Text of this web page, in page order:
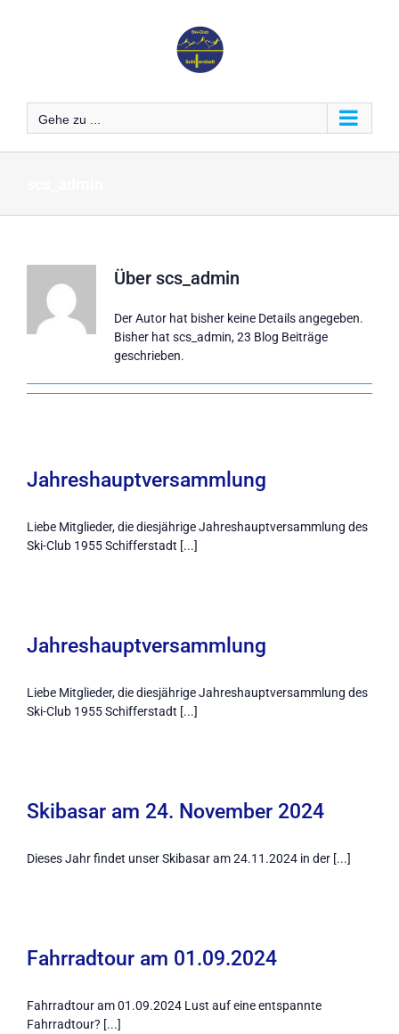
Gehe zu ...
Über scs_admin
Der Autor hat bisher keine Details angegeben.
Bisher hat scs_admin, 23 Blog Beiträge
geschrieben.
Jahreshauptversammlung
Liebe Mitglieder, die diesjährige Jahreshauptversammlung des
Ski-Club 1955 Schifferstadt [...]
Jahreshauptversammlung
Liebe Mitglieder, die diesjährige Jahreshauptversammlung des
Ski-Club 1955 Schifferstadt [...]
Skibasar am 24. November 2024
Dieses Jahr findet unser Skibasar am 24.11.2024 in der [...]
Fahrradtour am 01.09.2024
Fahrradtour am 01.09.2024 Lust auf eine entspannte
Fahrradtour? [...]